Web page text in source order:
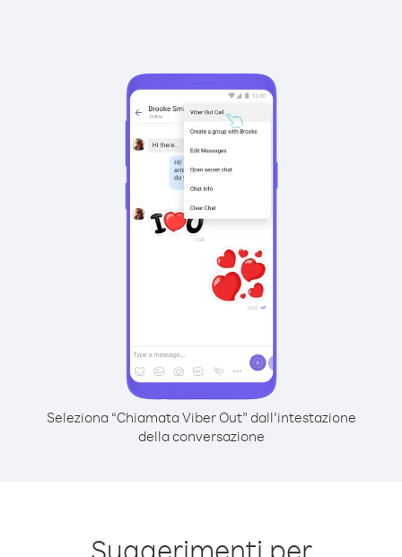
Seleziona “Chiamata Viber Out” dall’intestazione
della conversazione
Suggerimenti per